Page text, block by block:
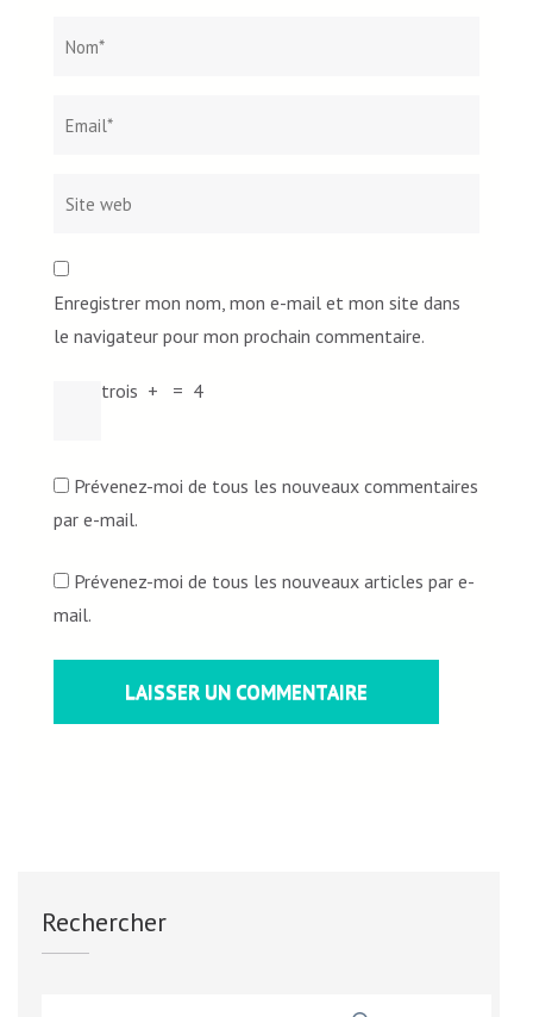
Enregistrer mon nom, mon e-mail et mon site dans
le navigateur pour mon prochain commentaire.
trois + = 4
Prévenez-moi de tous les nouveaux commentaires
par e-mail.
Prévenez-moi de tous les nouveaux articles par e-
mail.
Rechercher